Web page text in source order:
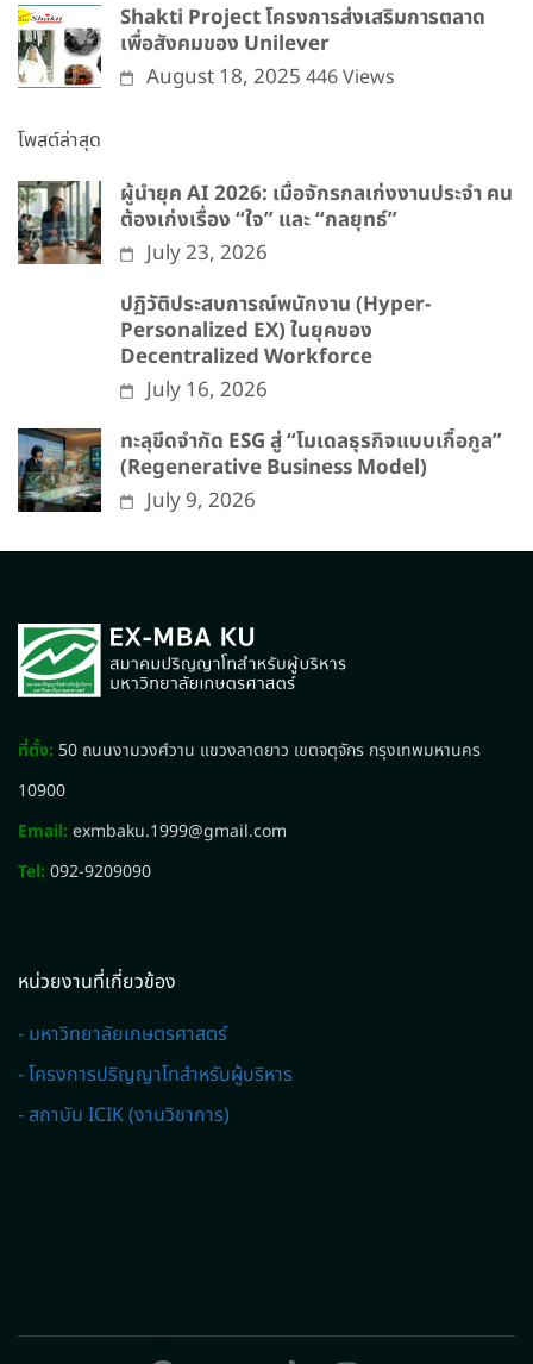
Shakti Project โครงการส่งเสริมการตลาด
เพื่อสังคมของ Unilever
August 18, 2025 446 Views
โพสต์ล่าสุด
ผู้นำยุค AI 2026: เมื่อจักรกลเก่งงานประจำ คน
ต้องเก่งเรื่อง “ใจ” และ “กลยุทธ์”
July 23, 2026
ปฏิวัติประสบการณ์พนักงาน (Hyper-
Personalized EX) ในยุคของ
Decentralized Workforce
July 16, 2026
ทะลุขีดจำกัด ESG สู่ “โมเดลธุรกิจแบบเกื้อกูล”
(Regenerative Business Model)
July 9, 2026
ที่ตั้ง: 50 ถนนงามวงศ์วาน แขวงลาดยาว เขตจตุจักร กรุงเทพมหานคร
10900
Email: exmbaku.1999@gmail.com
Tel: 092-9209090
หน่วยงานที่เกี่ยวข้อง
- มหาวิทยาลัยเกษตรศาสตร์
- โครงการปริญญาโทสำหรับผู้บริหาร
- สถาบัน ICIK (งานวิชาการ)